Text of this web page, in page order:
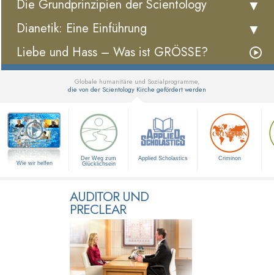
Die Grundprinzipien der Scientology
Dianetik: Eine Einführung
Liebe und Hass – Was ist GRÖSSE?
Globale humanitäre und Sozialprogramme,
die von der Scientology Kirche gefördert werden
Wie wir helfen
Der Weg zum
Glücklichsein
Applied Scholastics Criminon
AUDITOR UND
PRECLEAR